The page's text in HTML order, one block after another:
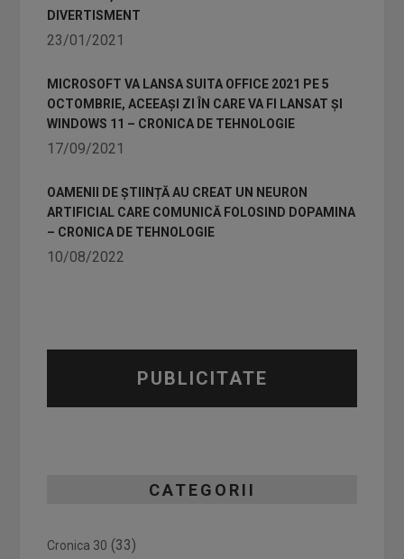
DIVERTISMENT
23/01/2021
MICROSOFT VA LANSA SUITA OFFICE 2021 PE 5
OCTOMBRIE, ACEEAȘI ZI ÎN CARE VA FI LANSAT ȘI
WINDOWS 11 – CRONICA DE TEHNOLOGIE
17/09/2021
OAMENII DE ȘTIINȚĂ AU CREAT UN NEURON
ARTIFICIAL CARE COMUNICĂ FOLOSIND DOPAMINA
– CRONICA DE TEHNOLOGIE
10/08/2022
PUBLICITATE
CATEGORII
Cronica 30 (33)